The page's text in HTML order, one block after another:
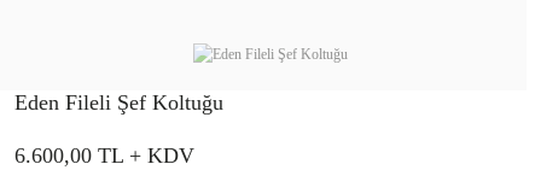
Eden Fileli Şef Koltuğu
6.600,00 TL + KDV